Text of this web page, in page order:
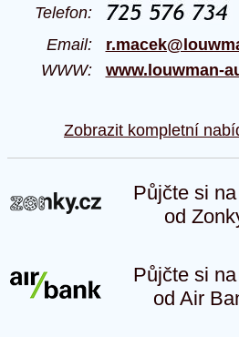
Telefon:
Email:
WWW: www.louwman-
Zobrazit kompletní
Půjčte si
od
Půjčte si
od Air